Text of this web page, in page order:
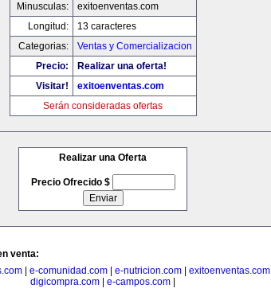
Minusculas:
exitoenventas.com
Longitud:
13 caracteres
Categorias:
Ventas y Comercializacion
Precio:
Realizar una oferta!
Visitar!
exitoenventas.com
Serán consideradas ofertas
Realizar una Oferta
Precio Ofrecido $
venta:
| e-comunidad.com| e-nutricion.com| exitoenventas.com|
digicompra.com
e-campos.com